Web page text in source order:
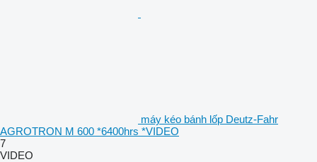
máy kéo bánh lốp Deutz-Fahr
AGROTRON M 600 *6400hrs *VIDEO
7
VIDEO